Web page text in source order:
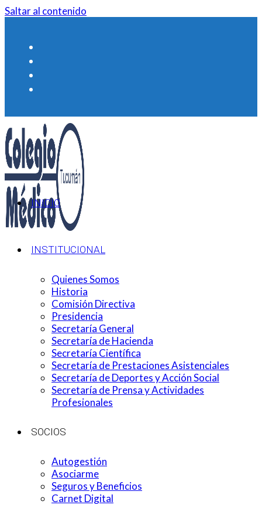
Saltar al contenido
INICIO
INSTITUCIONAL
Quienes Somos
Historia
Comisión Directiva
Presidencia
Secretaría General
Secretaría de Hacienda
Secretaría Científica
Secretaría de Prestaciones Asistenciales
Secretaría de Deportes y Acción Social
Secretaría de Prensa y Actividades
Profesionales
SOCIOS
Autogestión
Asociarme
Seguros y Beneficios
Carnet Digital